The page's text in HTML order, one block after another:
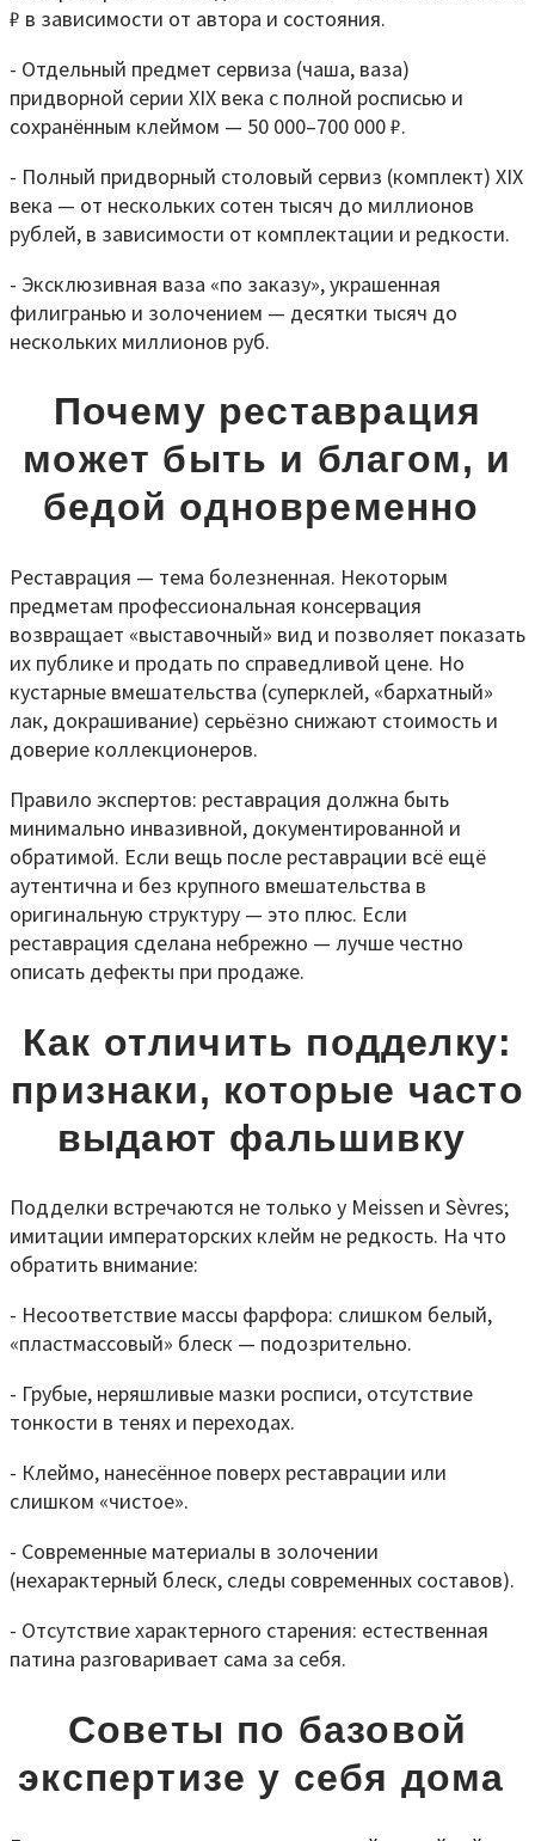
₽ в зависимости от автора и состояния.
- Отдельный предмет сервиза (чаша, ваза)
придворной серии XIX века с полной росписью и
сохранённым клеймом — 50 000–700 000 ₽.
- Полный придворный столовый сервиз (комплект) XIX
века — от нескольких сотен тысяч до миллионов
рублей, в зависимости от комплектации и редкости.
- Эксклюзивная ваза «по заказу», украшенная
филигранью и золочением — десятки тысяч до
нескольких миллионов руб.
Почему реставрация
может быть и благом, и
бедой одновременно
Реставрация — тема болезненная. Некоторым
предметам профессиональная консервация
возвращает «выставочный» вид и позволяет показать
их публике и продать по справедливой цене. Но
кустарные вмешательства (суперклей, «бархатный»
лак, докрашивание) серьёзно снижают стоимость и
доверие коллекционеров.
Правило экспертов: реставрация должна быть
минимально инвазивной, документированной и
обратимой. Если вещь после реставрации всё ещё
аутентична и без крупного вмешательства в
оригинальную структуру — это плюс. Если
реставрация сделана небрежно — лучше честно
описать дефекты при продаже.
Как отличить подделку:
признаки, которые часто
выдают фальшивку
Подделки встречаются не только у Meissen и Sèvres;
имитации императорских клейм не редкость. На что
обратить внимание:
- Несоответствие массы фарфора: слишком белый,
«пластмассовый» блеск — подозрительно.
- Грубые, неряшливые мазки росписи, отсутствие
тонкости в тенях и переходах.
- Клеймо, нанесённое поверх реставрации или
слишком «чистое».
- Современные материалы в золочении
(нехарактерный блеск, следы современных составов).
- Отсутствие характерного старения: естественная
патина разговаривает сама за себя.
Советы по базовой
экспертизе у себя дома